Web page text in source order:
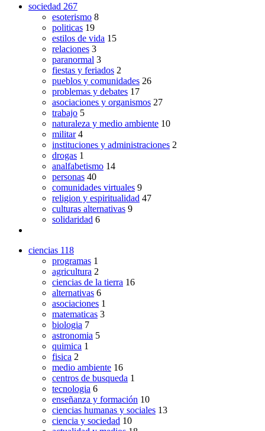
sociedad 267
esoterismo 8
politicas 19
estilos de vida 15
relaciones 3
paranormal 3
fiestas y feriados 2
pueblos y comunidades 26
problemas y debates 17
asociaciones y organismos 27
trabajo 5
naturaleza y medio ambiente 10
militar 4
instituciones y administraciones 2
drogas 1
analfabetismo 14
personas 40
comunidades virtuales 9
religion y espiritualidad 47
culturas alternativas 9
solidaridad 6
ciencias 118
programas 1
agricultura 2
ciencias de la tierra 16
alternativas 6
asociaciones 1
matematicas 3
biologia 7
astronomia 5
quimica 1
fisica 2
medio ambiente 16
centros de busqueda 1
tecnologia 6
enseñanza y formación 10
ciencias humanas y sociales 13
ciencia y sociedad 10